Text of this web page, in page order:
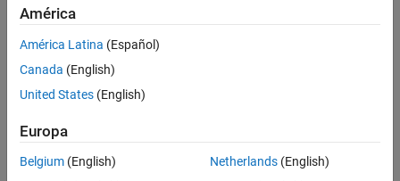
Feedback
RELATED VIDEOS
View more related videos
América
América Latina (Español)
Canada (English)
United States (English)
Europa
Belgium (English)
Netherlands(English)